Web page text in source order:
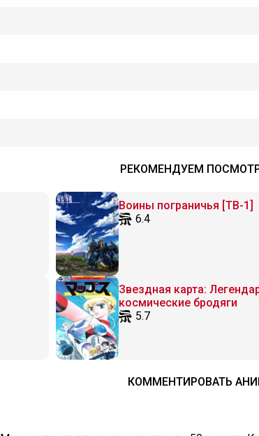
РЕКОМЕНДУЕМ
Воины пограничья [ТВ-1]
6.4
Звездная карта:
космические бродяги
5.7
КОММЕНТИРОВАТЬ